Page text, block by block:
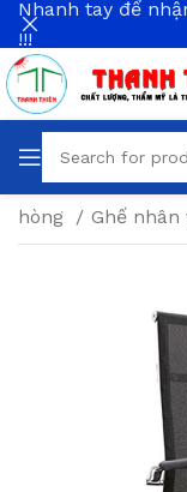
phòng Ghế nhân
Nhanh tay để
!!!